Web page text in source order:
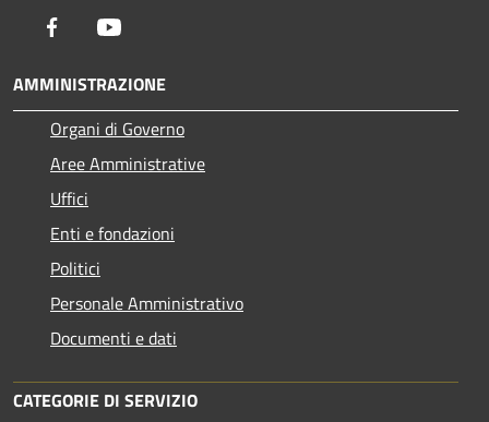
Facebook
AMMINISTRAZIONE
Organi di Governo
Aree Amministrative
Uffici
Enti e fondazioni
Politici
Personale Amministrativo
Documenti e dati
CATEGORIE DI SERVIZIO